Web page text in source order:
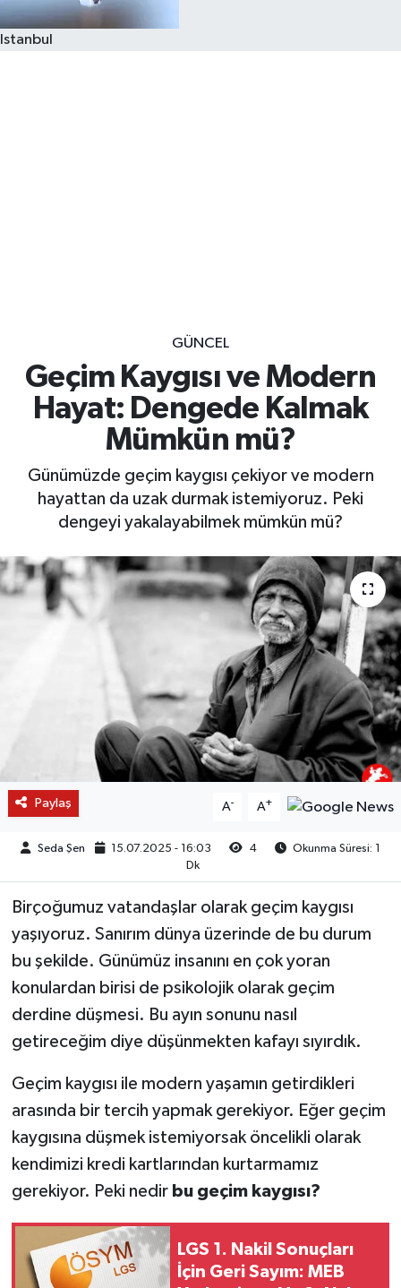
Istanbul
GÜNCEL
Geçim Kaygısı ve Modern
Hayat: Dengede Kalmak
Mümkün mü?
Günümüzde geçim kaygısı çekiyor ve modern
hayattan da uzak durmak istemiyoruz. Peki
dengeyi yakalayabilmek mümkün mü?
Paylaş A- A+
Seda Şen 15.07.2025 - 16:03 4
Okunma Süresi: 1
Dk
Birçoğumuz vatandaşlar olarak geçim kaygısı
yaşıyoruz. Sanırım dünya üzerinde de bu durum
bu şekilde. Günümüz insanını en çok yoran
konulardan birisi de psikolojik olarak geçim
derdine düşmesi. Bu ayın sonunu nasıl
getireceğim diye düşünmekten kafayı sıyırdık.
Geçim kaygısı ile modern yaşamın getirdikleri
arasında bir tercih yapmak gerekiyor. Eğer geçim
kaygısına düşmek istemiyorsak öncelikli olarak
kendimizi kredi kartlarından kurtarmamız
gerekiyor. Peki nedir bu geçim kaygısı?
LGS 1. Nakil Sonuçları
İçin Geri Sayım: MEB